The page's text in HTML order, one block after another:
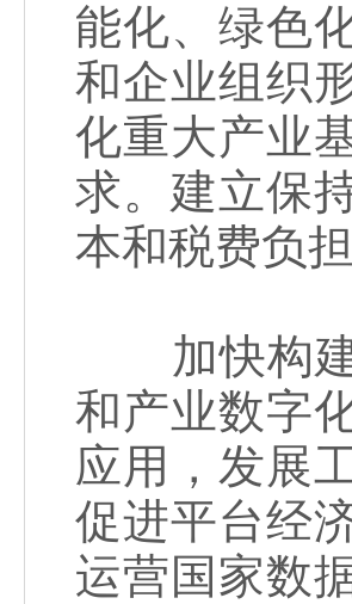
能化、绿色
和企业组织
化重大产业
求。建立保
本和税费负担
加快构建
和产业数字
应用，发展
促进平台经
运营国家数